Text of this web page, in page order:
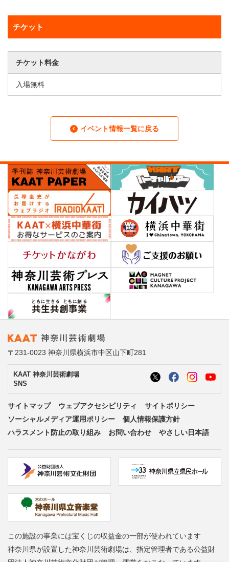
チケット
チケット料金
入場無料
イベント情報一覧に戻る
〒231-0023 神奈川県横浜市中区山下町281
KAAT 神奈川芸術劇場
SNS
サイトマップ ウェブアクセシビリティ
サイトポリシー
ソーシャルメディア運用ポリシー
個人情報保護方針
ハラスメント防止の取り組み
お問い合わせ やさしい日本語
この施設の事業には宝くじの収益金の一部が使われています
神奈川県が設置した神奈川芸術劇場は、指定管理者である公益財